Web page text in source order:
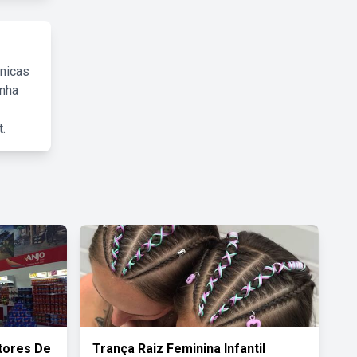
De Trança Raiz Feminina Infantil